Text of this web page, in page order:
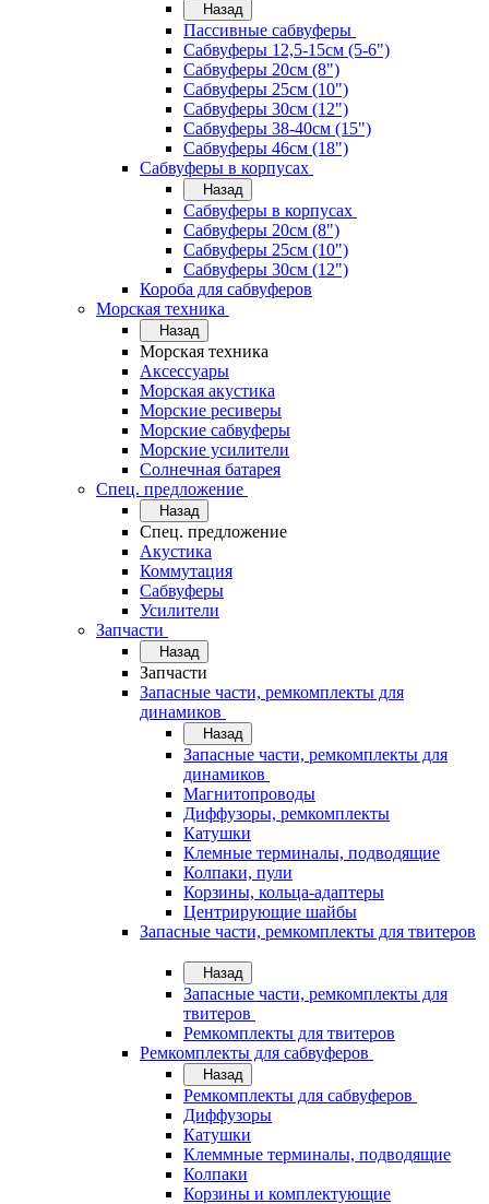
Назад
Пассивные сабвуферы
Сабвуферы 12,5-15см (5-6")
Сабвуферы 20см (8")
Сабвуферы 25см (10")
Сабвуферы 30см (12")
Сабвуферы 38-40см (15")
Сабвуферы 46см (18")
Сабвуферы в корпусах
Назад
Сабвуферы в корпусах
Сабвуферы 20см (8")
Сабвуферы 25см (10")
Сабвуферы 30см (12")
Короба для сабвуферов
Морская техника
Назад
Морская техника
Аксессуары
Морская акустика
Морские ресиверы
Морские сабвуферы
Морские усилители
Солнечная батарея
Спец. предложение
Назад
Спец. предложение
Акустика
Коммутация
Сабвуферы
Усилители
Запчасти
Назад
Запчасти
Запасные части, ремкомплекты для
динамиков
Назад
Запасные части, ремкомплекты для
динамиков
Магнитопроводы
Диффузоры, ремкомплекты
Катушки
Клемные терминалы, подводящие
Колпаки, пули
Корзины, кольца-адаптеры
Центрирующие шайбы
Запасные части, ремкомплекты для твитеров
Назад
Запасные части, ремкомплекты для
твитеров
Ремкомплекты для твитеров
Ремкомплекты для сабвуферов
Назад
Ремкомплекты для сабвуферов
Диффузоры
Катушки
Клеммные терминалы, подводящие
Колпаки
Корзины и комплектующие